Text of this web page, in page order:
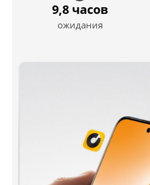
ожидания
9,8 часов